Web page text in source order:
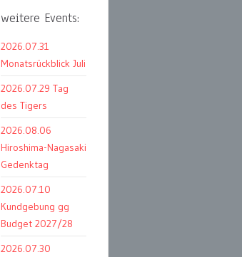
weitere Events:
2026.07.31
Monatsrückblick Juli
2026.07.29 Tag
des Tigers
2026.08.06
Hiroshima-Nagasaki
Gedenktag
2026.07.10
Kundgebung gg
Budget 2027/28
2026.07.30